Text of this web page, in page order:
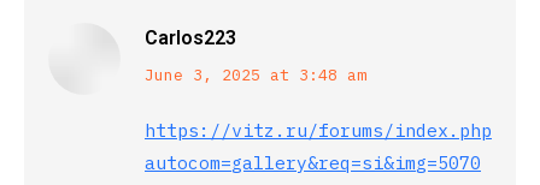
Carlos223
says:
June 3, 2025 at 3:48 am
https://vitz.ru/forums/index.php?
autocom=gallery&req=si&img=5070